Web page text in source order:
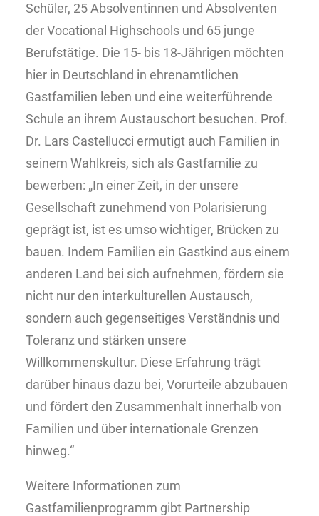
Schüler, 25 Absolventinnen und Absolventen
der Vocational Highschools und 65 junge
Berufstätige. Die 15- bis 18-Jährigen möchten
hier in Deutschland in ehrenamtlichen
Gastfamilien leben und eine weiterführende
Schule an ihrem Austauschort besuchen. Prof.
Dr. Lars Castellucci ermutigt auch Familien in
seinem Wahlkreis, sich als Gastfamilie zu
bewerben: „In einer Zeit, in der unsere
Gesellschaft zunehmend von Polarisierung
geprägt ist, ist es umso wichtiger, Brücken zu
bauen. Indem Familien ein Gastkind aus einem
anderen Land bei sich aufnehmen, fördern sie
nicht nur den interkulturellen Austausch,
sondern auch gegenseitiges Verständnis und
Toleranz und stärken unsere
Willkommenskultur. Diese Erfahrung trägt
darüber hinaus dazu bei, Vorurteile abzubauen
und fördert den Zusammenhalt innerhalb von
Familien und über internationale Grenzen
hinweg.“
Weitere Informationen zum
Gastfamilienprogramm gibt Partnership